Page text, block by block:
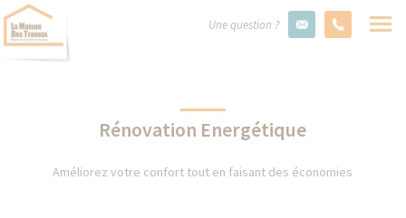
Une question ?
Rénovation Energétique
Améliorez votre confort tout en faisant des économies